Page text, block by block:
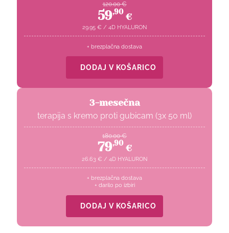
120.00 €
59,90 €
29.95 € / 4D HYALURON
+ brezplačna dostava
DODAJ V KOŠARICO
3-mesečna
terapija s kremo proti gubicam (3x 50 ml)
180.00 €
79,90 €
26.63 € / 4D HYALURON
+ brezplačna dostava
+ darilo po izbiri
DODAJ V KOŠARICO